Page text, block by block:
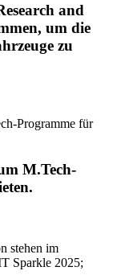
and
um die
zu
M.Tech-